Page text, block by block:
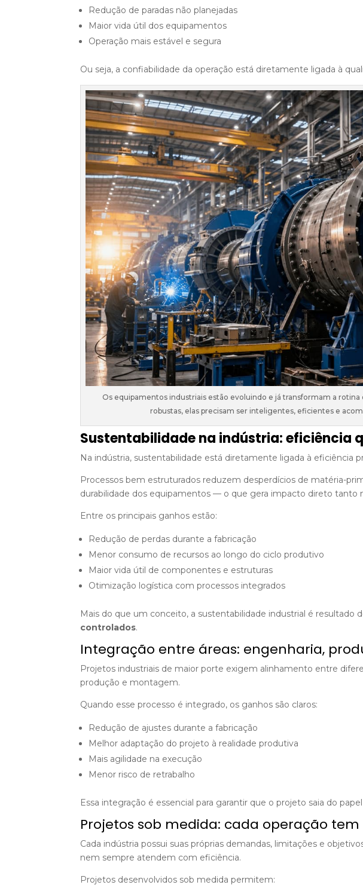
Redução de paradas não planejadas
Maior vida útil dos equipamentos
Operação mais estável e segura
Ou seja, a confiabilidade da operação está diretamente ligada à
Os equipamentos industriais estão evoluindo e já transformam a rotina
robustas, elas precisam ser inteligentes, eficientes e
Sustentabilidade na indústria: eficiência
Na indústria, sustentabilidade está diretamente ligada à eficiência
Processos bem estruturados reduzem desperdícios de matéria-
durabilidade dos equipamentos — o que gera impacto direto tanto
Entre os principais ganhos estão:
Redução de perdas durante a fabricação
Menor consumo de recursos ao longo do ciclo produtivo
Maior vida útil de componentes e estruturas
Otimização logística com processos integrados
Mais do que um conceito, a sustentabilidade industrial é resultado
controlados.
Integração entre áreas: engenharia,
Projetos industriais de maior porte exigem alinhamento entre
produção e montagem.
Quando esse processo é integrado, os ganhos são claros:
Redução de ajustes durante a fabricação
Melhor adaptação do projeto à realidade produtiva
Mais agilidade na execução
Menor risco de retrabalho
Essa integração é essencial para garantir que o projeto saia do
Projetos sob medida: cada operação
Cada indústria possui suas próprias demandas, limitações e
nem sempre atendem com eficiência.
Projetos desenvolvidos sob medida permitem: